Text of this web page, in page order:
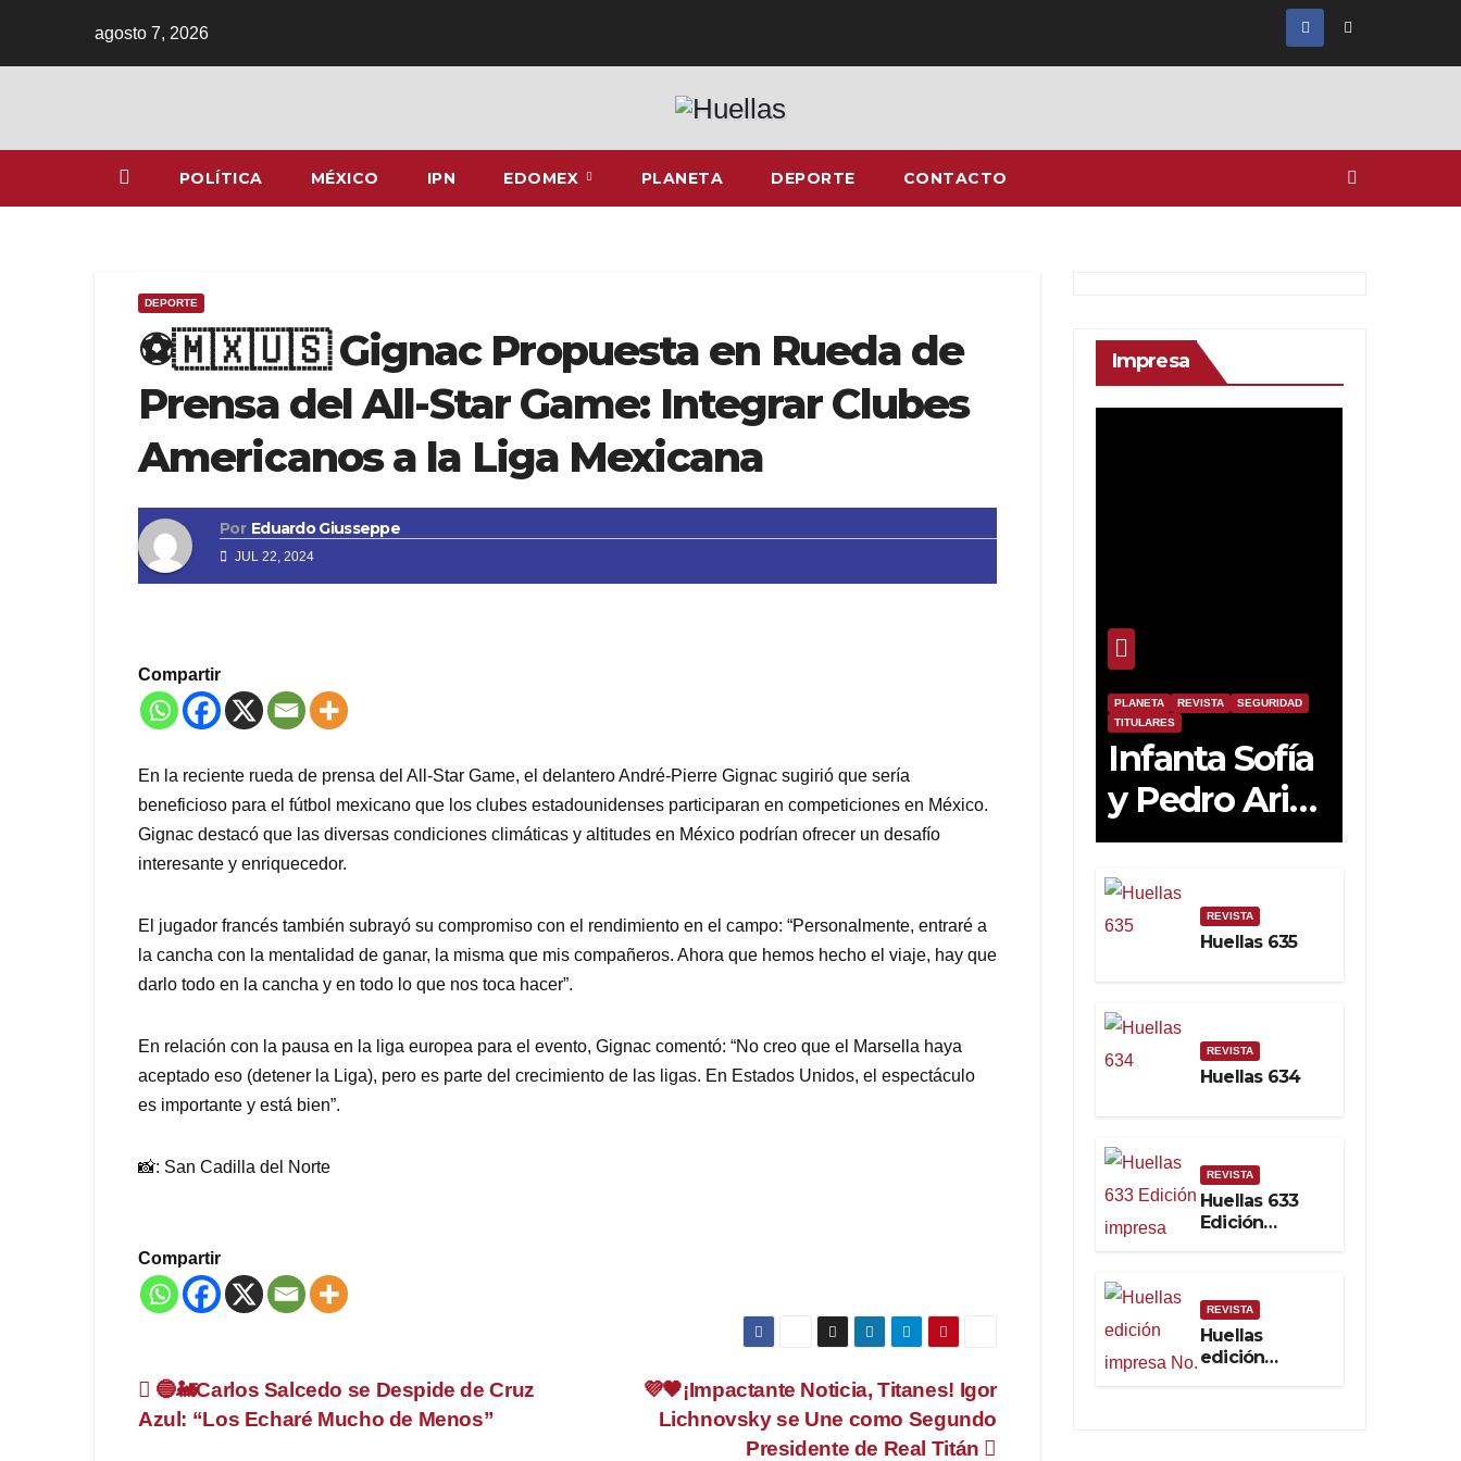
agosto 7, 2026
POLÍTICA MÉXICO IPN EDOMEX PLANETA DEPORTE CONTACTO
DEPORTE
⚽️🇲🇽🇺🇸 Gignac Propuesta en Rueda de
Prensa del All-Star Game: Integrar Clubes
Americanos a la Liga Mexicana
Por Eduardo Giusseppe
JUL 22, 2024
Compartir
En la reciente rueda de prensa del All-Star Game, el delantero André-Pierre Gignac sugirió que sería
beneficioso para el fútbol mexicano que los clubes estadounidenses participaran en competiciones en México.
Gignac destacó que las diversas condiciones climáticas y altitudes en México podrían ofrecer un desafío
interesante y enriquecedor.
El jugador francés también subrayó su compromiso con el rendimiento en el campo: “Personalmente, entraré a
la cancha con la mentalidad de ganar, la misma que mis compañeros. Ahora que hemos hecho el viaje, hay que
darlo todo en la cancha y en todo lo que nos toca hacer”.
En relación con la pausa en la liga europea para el evento, Gignac comentó: “No creo que el Marsella haya
aceptado eso (detener la Liga), pero es parte del crecimiento de las ligas. En Estados Unidos, el espectáculo
es importante y está bien”.
📸: San Cadilla del Norte
Compartir
Navegación
💜🖤¡Impactante Noticia, Titanes! Igor
Lichnovsky se Une como Segundo
Presidente de Real Titán
🔵🚂Carlos Salcedo se Despide de Cruz
Azul: “Los Echaré Mucho de Menos”
Impresa
PLANETA REVISTA
SEGURIDAD
TITULARES
Infanta Sofía
y Pedro Ariza
Fernández
Forjan el
Futuro de la
Real
REVISTA
Huellas 635
REVISTA
Huellas 634
REVISTA
Huellas 633
Edición
REVISTA
Huellas
edición